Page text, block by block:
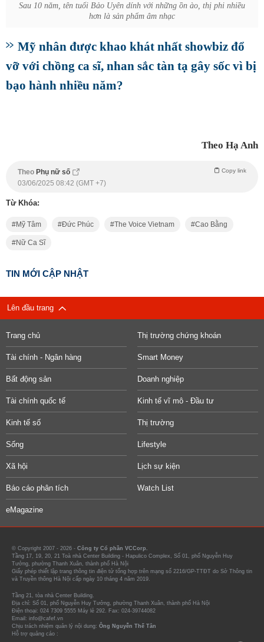
Sau 10 năm, tên tuổi Bảo Uyên dính với những ồn ào, thị phi nhiều
hơn là sản phẩm âm nhạc
Mỹ nhân được khao khát nhất showbiz đổ
vỡ với chồng ca sĩ, nhan sắc tàn tạ gây sốc vì bị
bạo hành nhiều năm?
Theo Hạ Anh
Theo Phụ nữ số Copy link
03/06/2025 08:42 (GMT +7)
Từ Khóa:
Mỹ Tâm Đức Phúc The Voice Vietnam Cao Bằng
Nữ Ca Sĩ
TIN MỚI CẬP NHẬT
Lên đầu trang
Trang chủ Thị trường chứng khoán
Tài chính - Ngân hàng Smart Money
Bất động sản Doanh nghiệp
Tài chính quốc tế Kinh tế vĩ mô - Đầu tư
Kinh tế số Thị trường
Sống Lifestyle
Xã hội Lịch sự kiện
Báo cáo phân tích Watch List
eMagazine
© Copyright 2007 - 2026 - Công ty Cổ phần VCCorp.
Tầng 17, 19, 20, 21 Toà nhà Center Building - Hapulico Complex, Số 01, phố Nguyễn Huy
Tưởng, phường Thanh Xuân, thành phố Hà Nội
Giấy phép thiết lập trang thông tin điện tử tổng hợp trên mạng số 2216/GP-TTĐT do Sở Thông tin
và Truyền thông Hà Nội cấp ngày 10 tháng 4 năm 2019.
Tầng 21, tòa nhà Center Building.
Địa chỉ: Số 01, phố Nguyễn Huy Tưởng, phường Thanh Xuân, thành phố Hà Nội
Điện thoại: 024 7309 5555 Máy lẻ 292. Fax: 024-39744082
Email: info@cafef.vn
Chịu trách nhiệm quản lý nội dung: Ông Nguyễn Thế Tân
Hỗ trợ quảng cáo :